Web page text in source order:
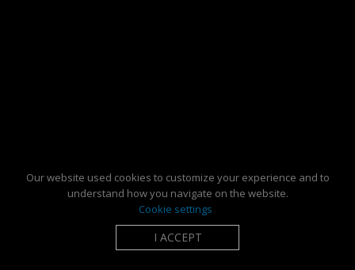
Our website used cookies to customize your experience and to
understand how you navigate on the website.
Cookie settings
I ACCEPT